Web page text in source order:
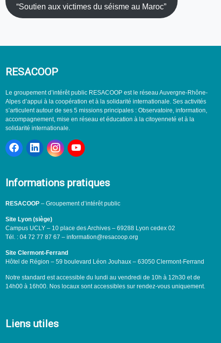
“Soutien aux victimes du séisme au Maroc”
RESACOOP
Le groupement d’intérêt public RESACOOP est le réseau Auvergne-Rhône-
Alpes d’appui à la coopération et à la solidarité internationale. Ses activités
s’articulent autour de ses 5 missions principales : Observatoire, information,
accompagnement, mise en réseau et éducation à la citoyenneté et à la
solidarité internationale.
Informations pratiques
RESACOOP– Groupement d’intérêt public
Site Lyon (siège)
Campus UCLY – 10 place des Archives – 69288 Lyon cedex 02
Tél. : 04 72 77 87 67 – information@resacoop.org
Site Clermont-Ferrand
Hôtel de Région – 59 boulevard Léon Jouhaux – 63050 Clermont-Ferrand
Notre standard est accessible du lundi au vendredi de 10h à 12h30 et de
14h00 à 16h00. Nos locaux sont accessibles sur rendez-vous uniquement.
Liens utiles